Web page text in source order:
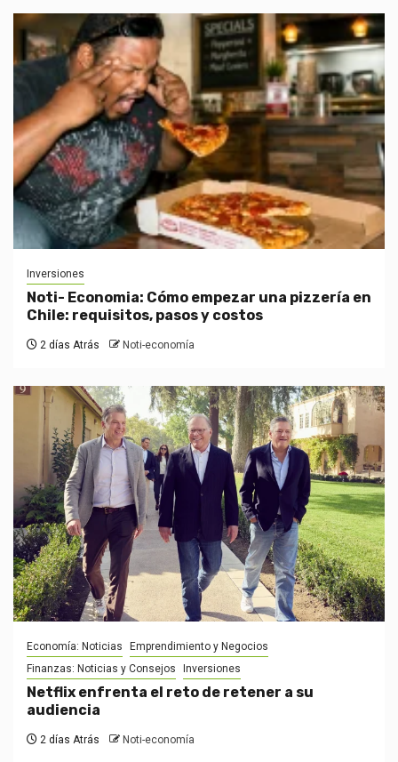
Inversiones
Noti- Economia: Cómo empezar una pizzería en
Chile: requisitos, pasos y costos
2 días Atrás Noti-economía
Economía: Noticias
Emprendimiento y Negocios
Finanzas: Noticias y Consejos
Inversiones
Netflix enfrenta el reto de retener a su
audiencia
2 días Atrás Noti-economía